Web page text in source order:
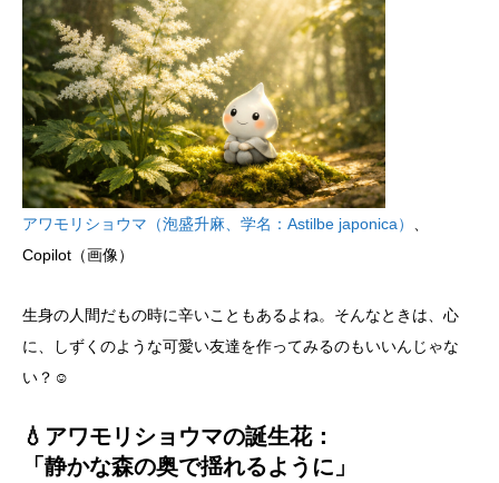
アワモリショウマ（泡盛升麻、学名：Astilbe japonica） 、
Copilot（画像）
生身の人間だもの時に辛いこともあるよね。そんなときは、心
に、しずくのような可愛い友達を作ってみるのもいいんじゃな
い？☺
💧アワモリショウマの誕生花：
「静かな森の奥で揺れるように」